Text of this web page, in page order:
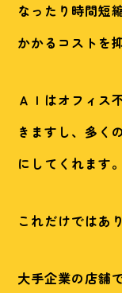
なったり時間短
かかるコストを
ＡＩはオフィス
きますし、多く
にしてくれます。
これだけではあ
大手企業の店舗